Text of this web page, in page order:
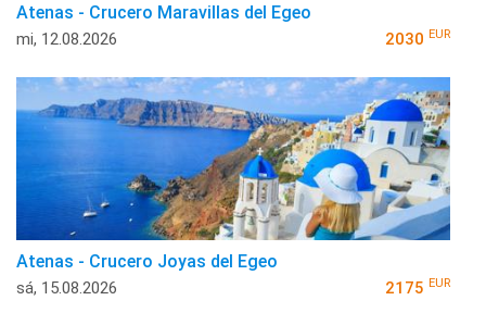
Atenas - Crucero Maravillas del Egeo
mi, 12.08.2026 2030 EUR
Atenas - Crucero Joyas del Egeo
sá, 15.08.2026 2175 EUR